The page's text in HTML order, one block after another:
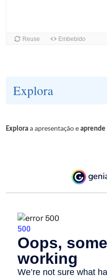
Explora
Explora a apresentação e aprende